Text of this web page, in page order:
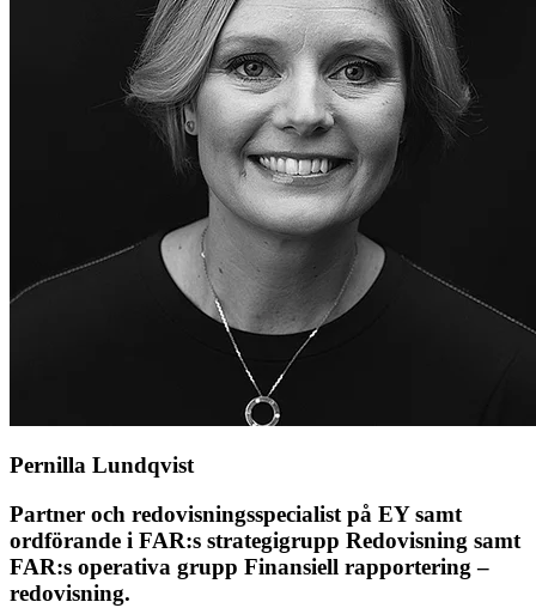
Pernilla Lundqvist
Partner och redovisningsspecialist på EY samt
ordförande i FAR:s strategigrupp Redovisning samt
FAR:s operativa grupp Finansiell rapportering –
redovisning.